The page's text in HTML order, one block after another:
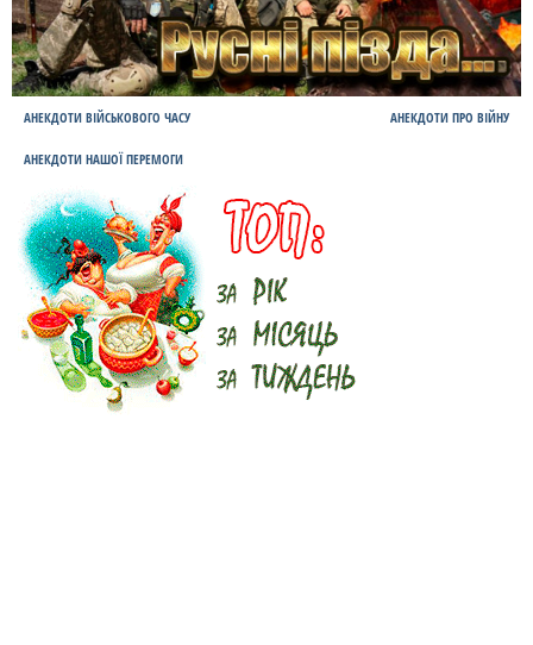
АНЕКДОТИ ВІЙСЬКОВОГО ЧАСУ АНЕКДОТИ ПРО ВІЙНУ
АНЕКДОТИ НАШОЇ ПЕРЕМОГИ